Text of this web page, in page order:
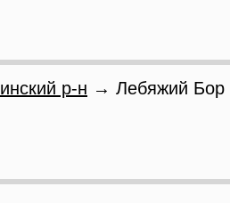
р-н → Лебяжий Бор